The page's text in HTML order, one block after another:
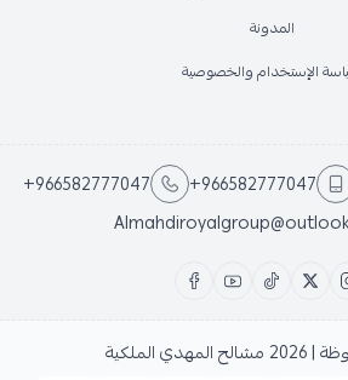
المدونة
الإستخدام والخصوصية
+966582777047
+966582777047
2026 مشالح المهدي الملكية